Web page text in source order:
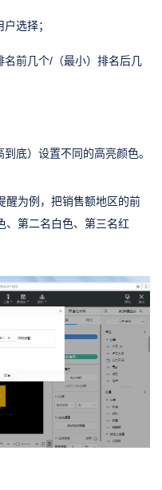
选择；
前几个/（最小）排名后几
底）设置不同的高亮颜色。
醒为例，把销售额地区的前
、第二名白色、第三名红